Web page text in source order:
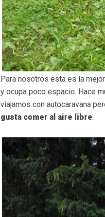
Para nosotros esta es la
y ocupa poco espacio. Hace
viajamos con autocaravana
gusta comer al aire libre.